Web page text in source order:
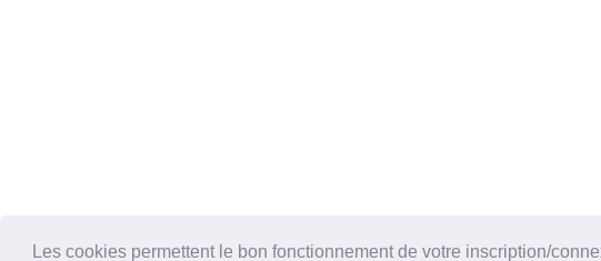
Les cookies permettent le bon fonctionnement de votre inscription/